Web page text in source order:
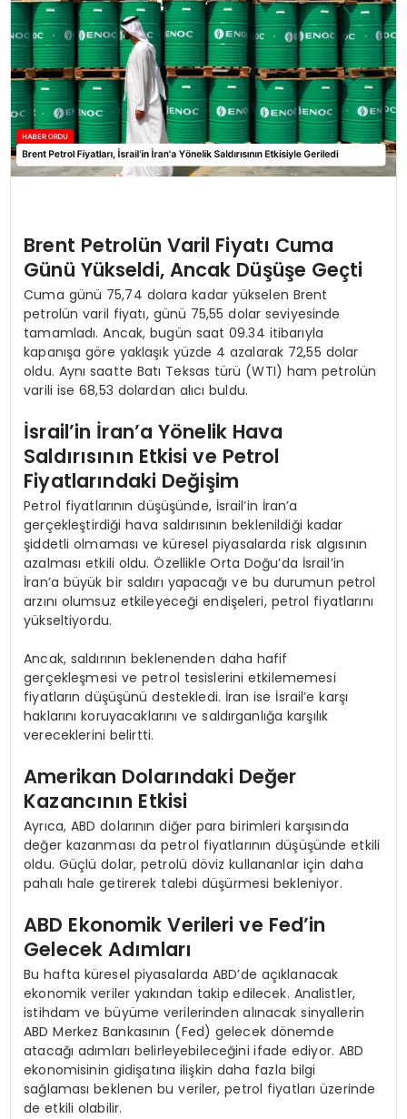
MAGAZIN
SPOR
YAŞAM
Brent Petrolün Varil Fiyatı Cuma
Günü Yükseldi, Ancak Düşüşe Geçti
Cuma günü 75,74 dolara kadar yükselen Brent
petrolün varil fiyatı, günü 75,55 dolar seviyesinde
tamamladı. Ancak, bugün saat 09.34 itibarıyla
kapanışa göre yaklaşık yüzde 4 azalarak 72,55 dolar
oldu. Aynı saatte Batı Teksas türü (WTI) ham petrolün
varili ise 68,53 dolardan alıcı buldu.
İsrail’in İran’a Yönelik Hava
Saldırısının Etkisi ve Petrol
Fiyatlarındaki Değişim
Petrol fiyatlarının düşüşünde, İsrail’in İran’a
gerçekleştirdiği hava saldırısının beklenildiği kadar
şiddetli olmaması ve küresel piyasalarda risk algısının
azalması etkili oldu. Özellikle Orta Doğu’da İsrail’in
İran’a büyük bir saldırı yapacağı ve bu durumun petrol
arzını olumsuz etkileyeceği endişeleri, petrol fiyatlarını
yükseltiyordu.
Ancak, saldırının beklenenden daha hafif
gerçekleşmesi ve petrol tesislerini etkilememesi
fiyatların düşüşünü destekledi. İran ise İsrail’e karşı
haklarını koruyacaklarını ve saldırganlığa karşılık
vereceklerini belirtti.
Amerikan Dolarındaki Değer
Kazancının Etkisi
Ayrıca, ABD dolarının diğer para birimleri karşısında
değer kazanması da petrol fiyatlarının düşüşünde etkili
oldu. Güçlü dolar, petrolü döviz kullananlar için daha
pahalı hale getirerek talebi düşürmesi bekleniyor.
ABD Ekonomik Verileri ve Fed’in
Gelecek Adımları
Bu hafta küresel piyasalarda ABD’de açıklanacak
ekonomik veriler yakından takip edilecek. Analistler,
istihdam ve büyüme verilerinden alınacak sinyallerin
ABD Merkez Bankasının (Fed) gelecek dönemde
atacağı adımları belirleyebileceğini ifade ediyor. ABD
ekonomisinin gidişatına ilişkin daha fazla bilgi
sağlaması beklenen bu veriler, petrol fiyatları üzerinde
de etkili olabilir.